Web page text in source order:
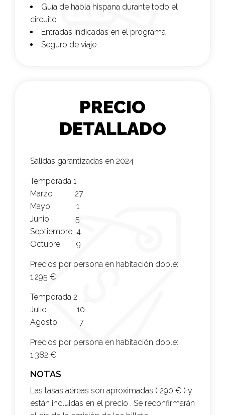
Guía de habla hispana durante todo el
circuito
Entradas indicadas en el programa
Seguro de viaje
PRECIO
DETALLADO
Salidas garantizadas en 2024
Temporada 1
Marzo 27
Mayo 1
Junio 5
Septiembre 4
Octubre 9
Precios por persona en habitación doble:
1.295 €
Temporada 2
Julio 10
Agosto 7
Precios por persona en habitación doble:
1.382 €
NOTAS
Las tasas aéreas son aproximadas ( 290 € ) y
están incluidas en el precio . Se reconfirmarán